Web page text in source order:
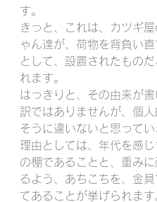
す。
きっと、これは、カツギ屋
ゃん達が、荷物を背負い直
として、設置されたものだ
れます。
はっきりと、その由来が書
訳ではありませんが、個人
そうに違いないと思ってい
理由としては、年代を感
の棚であることと、重みに
るよう、あちこちを、金
てあることが挙げられます